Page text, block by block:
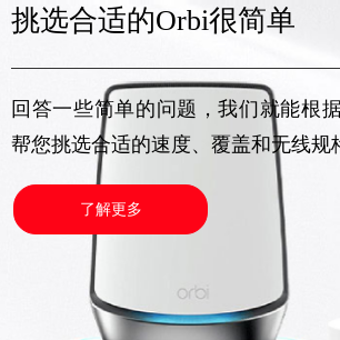
挑选合适的Orbi很简单
回答一些简单的问题，我们就能根
帮您挑选合适的速度、覆盖和无线规
了解更多